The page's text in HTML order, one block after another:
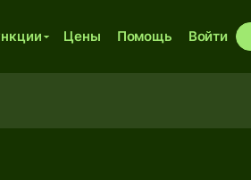
Цены Помощь Войти